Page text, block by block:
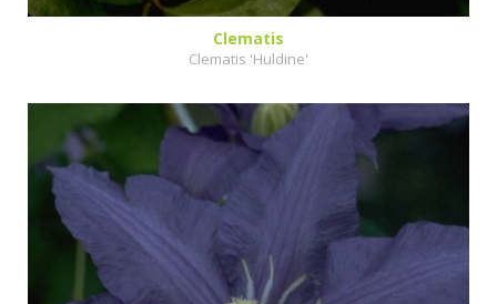
Clematis
Clematis 'Huldine'